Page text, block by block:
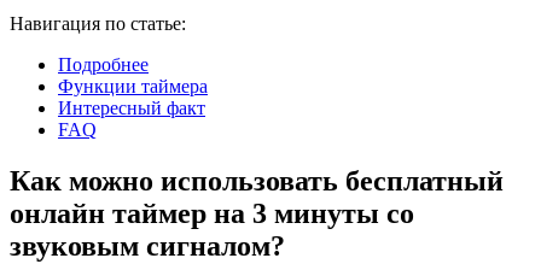
Навигация по статье:
Подробнее
Функции таймера
Интересный факт
FAQ
Как можно использовать бесплатный
онлайн таймер на 3 минуты со
звуковым сигналом?